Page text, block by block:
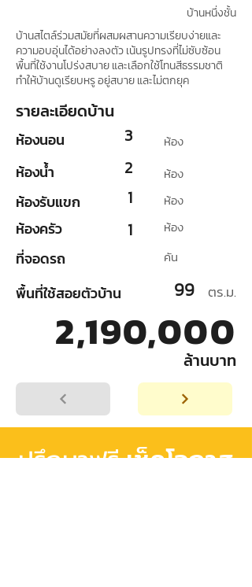
บ้านหนึ่งชั้น
บ้านสไตล์ร่วมสมัยที่ผสมผสานความเรียบง่ายและ
ความอบอุ่นได้อย่างลงตัว เน้นรูปทรงที่ไม่ซับซ้อน
พื้นที่ใช้งานโปร่งสบาย และเลือกใช้โทนสีธรรมชาติ
ทำให้บ้านดูเรียบหรู อยู่สบาย และไม่ตกยุค
รายละเอียดบ้าน
ห้องนอน 3 ห้อง
ห้องน้ำ
ห้องรับแขก
2
1
ห้อง
ห้อง
ห้องครัว
ที่จอดรถ
1
ห้อง
คัน
พื้นที่ใช้สอยตัวบ้าน 99 ตร.ม.
2,190,000
ล้านบาท
ปรึกษาฟรีเช็คโอกาส